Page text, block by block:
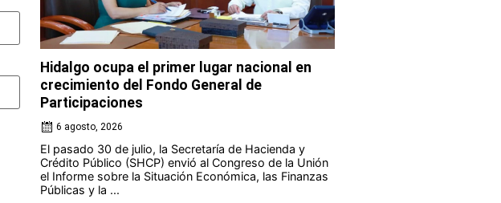
Hidalgo ocupa el primer lugar nacional en
crecimiento del Fondo General de
Participaciones
6 agosto, 2026
El pasado 30 de julio, la Secretaría de Hacienda y
Crédito Público (SHCP) envió al Congreso de la Unión
el Informe sobre la Situación Económica, las Finanzas
Públicas y la ...